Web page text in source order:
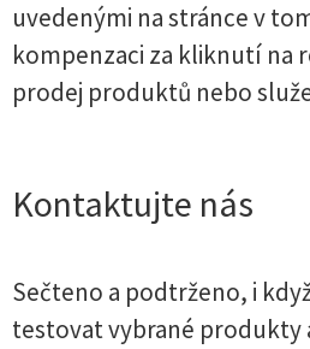
uvedenými na stránce v
kompenzaci za kliknutí na
prodej produktů nebo
Kontaktujte nás
Sečteno a podtrženo, i
testovat vybrané produkty